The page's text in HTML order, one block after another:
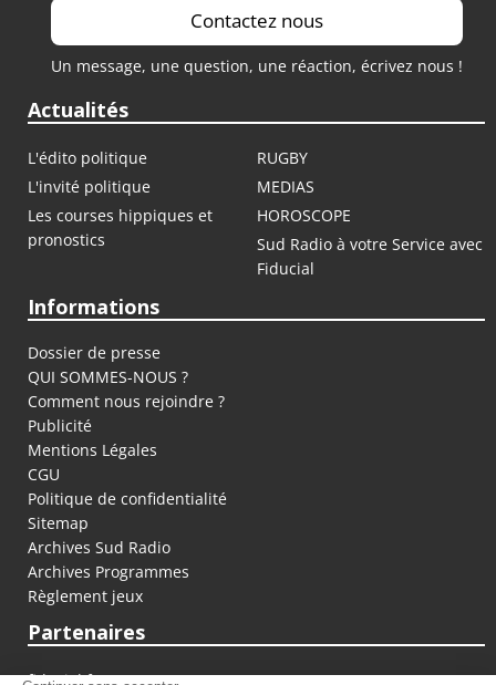
Contactez nous
Un message, une question, une réaction, écrivez nous !
Actualités
L'édito politique
RUGBY
L'invité politique
MEDIAS
Les courses hippiques et
pronostics
HOROSCOPE
Sud Radio à votre Service avec
Fiducial
Informations
Dossier de presse
QUI SOMMES-NOUS ?
Comment nous rejoindre ?
Publicité
Mentions Légales
CGU
Politique de confidentialité
Sitemap
Archives Sud Radio
Archives Programmes
Règlement jeux
Partenaires
fiducial.fr